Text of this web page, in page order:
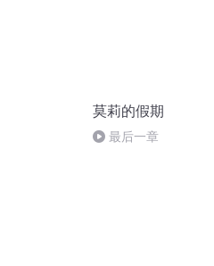
莫莉的假期
最后一章